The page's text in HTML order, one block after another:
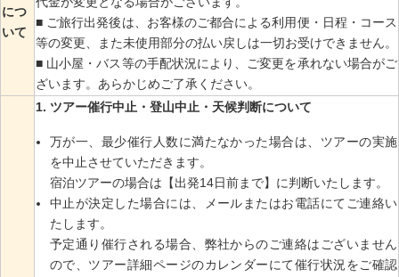
につ
いて
■ ご旅行出発後は、お客様のご都合による利用便・日程・コース
等の変更、また未使用部分の払い戻しは一切お受けできません。
■ 山小屋・バス等の手配状況により、ご変更を承れない場合がご
ざいます。あらかじめご了承ください。
ツアー催行中止・登山中止・天候判断について
万が一、最少催行人数に満たなかった場合は、ツアーの実施
を中止させていただきます。
宿泊ツアーの場合は【出発14日前まで】に判断いたします。
中止が決定した場合には、メールまたはお電話にてご連絡い
たします。
予定通り催行される場合、弊社からのご連絡はございません
ので、ツアー詳細ページのカレンダーにて催行状況をご確認